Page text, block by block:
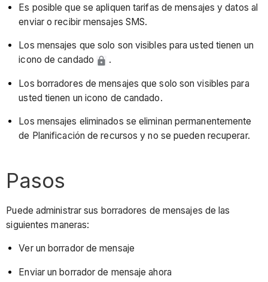
Es posible que se apliquen tarifas de mensajes y datos al
enviar o recibir mensajes SMS.
Los mensajes que solo son visibles para usted tienen un
icono de candado
.
Los borradores de mensajes que solo son visibles para
usted tienen un icono de candado.
Los mensajes eliminados se eliminan permanentemente
de Planificación de recursos y no se pueden recuperar.
Pasos
Puede administrar sus borradores de mensajes de las
siguientes maneras:
Ver un borrador de mensaje
Enviar un borrador de mensaje ahora